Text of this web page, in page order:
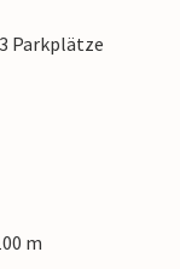
Parkplätze
m